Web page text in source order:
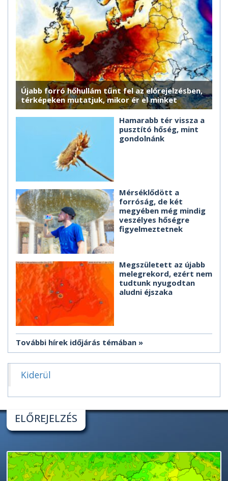
Újabb forró hőhullám tűnt fel az előrejelzésben,
térképeken mutatjuk, mikor ér el minket
Hamarabb tér vissza a
pusztító hőség, mint
gondolnánk
Mérséklődött a
forróság, de két
megyében még mindig
veszélyes hőségre
figyelmeztetnek
Megszületett az újabb
melegrekord, ezért nem
tudtunk nyugodtan
aludni éjszaka
További hírek időjárás témában
Kiderül
ELŐREJELZÉS